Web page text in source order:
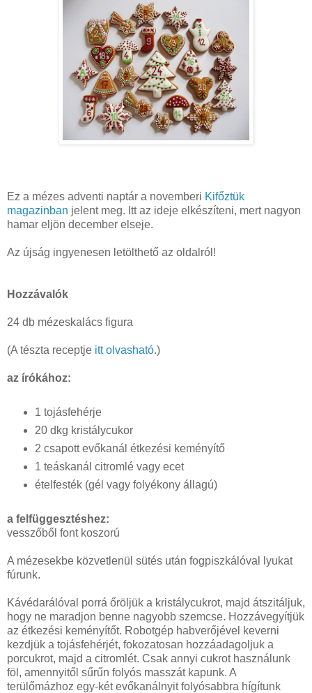
Ez a mézes adventi naptár a novemberi Kifőztük
magazinban jelent meg. Itt az ideje elkészíteni, mert nagyon
hamar eljön december elseje.
Az újság ingyenesen letölthető az oldalról!
Hozzávalók
24 db mézeskalács figura
(A tészta receptje itt olvasható.)
az írókához:
1 tojásfehérje
20 dkg kristálycukor
2 csapott evőkanál étkezési keményítő
1 teáskanál citromlé vagy ecet
ételfesték (gél vagy folyékony állagú)
a felfüggesztéshez:
vesszőből font koszorú
A mézesekbe közvetlenül sütés után fogpiszkálóval lyukat
fúrunk.
Kávédarálóval porrá őröljük a kristálycukrot, majd átszitáljuk,
hogy ne maradjon benne nagyobb szemcse. Hozzávegyítjük
az étkezési keményítőt. Robotgép habverőjével keverni
kezdjük a tojásfehérjét, fokozatosan hozzáadagoljuk a
porcukrot, majd a citromlét. Csak annyi cukrot használunk
föl, amennyitől sűrűn folyós masszát kapunk. A
terülőmázhoz egy-két evőkanálnyit folyósabbra hígítunk